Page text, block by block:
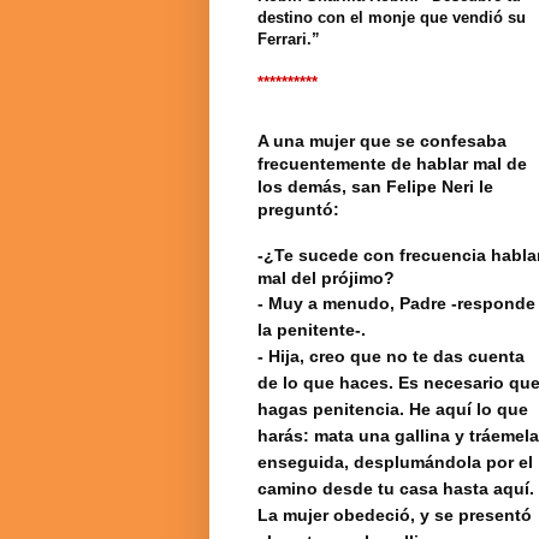
destino con el monje que vendió su
Ferrari.”
**********
A una mujer que se confesaba
frecuentemente de hablar mal de
los demás, san Felipe Neri le
preguntó:
-¿Te sucede con frecuencia
mal del prójimo?
- Muy a menudo, Padre -responde
la penitente-.
- Hija, creo que no te das cuenta
de lo que haces. Es necesario que
hagas penitencia. He aquí lo que
harás: mata una gallina y tráemela
enseguida, desplumándola por el
camino desde tu casa hasta aquí.
La mujer obedeció, y se presentó